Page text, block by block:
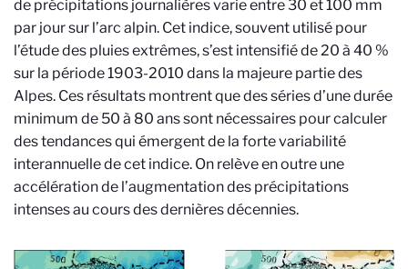
de précipitations journalières varie entre 30 et 100 mm
par jour sur l’arc alpin. Cet indice, souvent utilisé pour
l’étude des pluies extrêmes, s’est intensifié de 20 à 40 %
sur la période 1903-2010 dans la majeure partie des
Alpes. Ces résultats montrent que des séries d’une durée
minimum de 50 à 80 ans sont nécessaires pour calculer
des tendances qui émergent de la forte variabilité
interannuelle de cet indice. On relève en outre une
accélération de l’augmentation des précipitations
intenses au cours des dernières décennies.